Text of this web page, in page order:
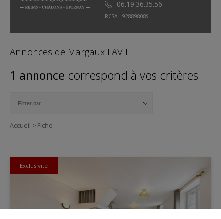
06.19.36.35.56
RCSA : 928898089
Annonces de Margaux LAVIE
1 annonce correspond à vos critères
Accueil > Fiche
Exclusivité